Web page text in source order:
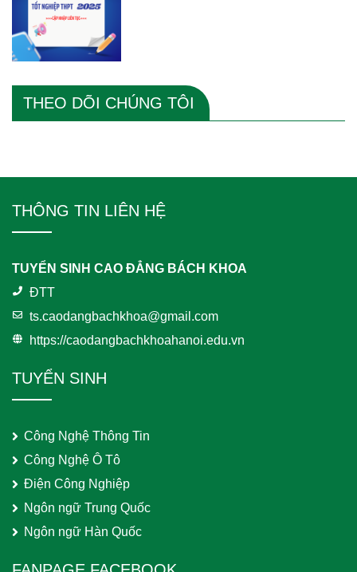
THEO DÕI CHÚNG TÔI
THÔNG TIN LIÊN HỆ
TUYỂN SINH CAO ĐẲNG BÁCH KHOA
ĐTT
ts.caodangbachkhoa@gmail.com
https://caodangbachkhoahanoi.edu.vn
TUYỂN SINH
Công Nghệ Thông Tin
Công Nghệ Ô Tô
Điện Công Nghiệp
Ngôn ngữ Trung Quốc
Ngôn ngữ Hàn Quốc